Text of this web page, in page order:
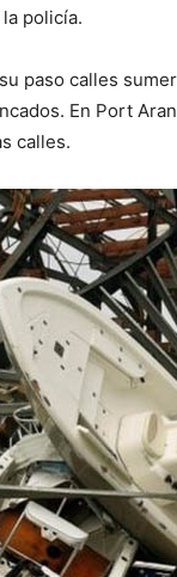
policía.
paso calles
En Port
calles.